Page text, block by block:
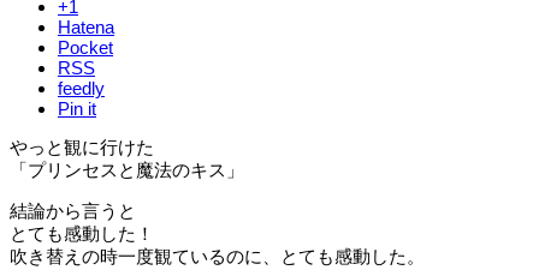
+1
Hatena
Pocket
RSS
feedly
Pin it
やっと観に行けた
「プリンセスと魔法のキス」
結論から言うと
とても感動した！
吹き替えの時一度観ているのに、とても感動した。